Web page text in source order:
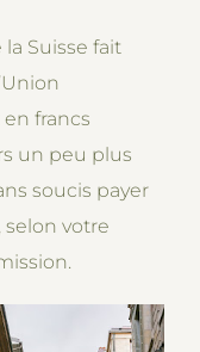
Suisse fait
francs
un peu plus
soucis payer
selon votre